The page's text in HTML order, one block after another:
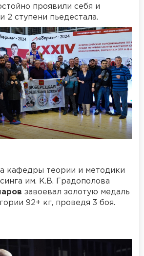
проявили себя и
2 ступени пьедестала.
кафедры теории и методики
им. К.В. Градополова
завоевал золотую медаль
92+ кг, проведя 3 боя.